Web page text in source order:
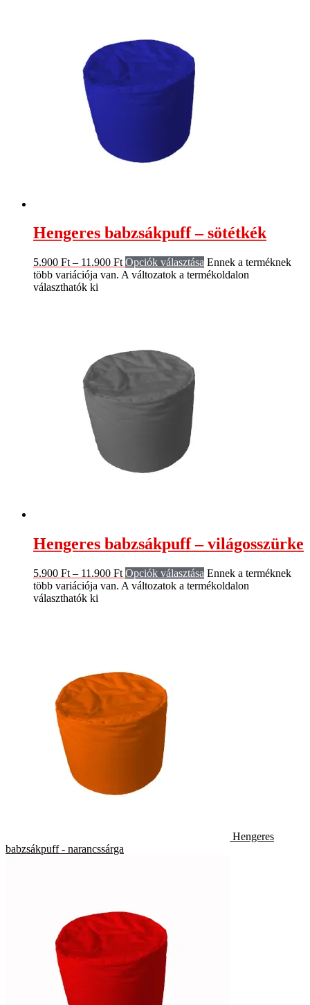
Hengeres babzsákpuff – sötétkék
5.900 Ft – 11.900 Ft Opciók választása Ennek a terméknek
több variációja van. A változatok a termékoldalon
választhatók ki
Hengeres babzsákpuff – világosszürke
5.900 Ft – 11.900 Ft Opciók választása Ennek a terméknek
több variációja van. A változatok a termékoldalon
választhatók ki
Hengeres
babzsákpuff - narancssárga